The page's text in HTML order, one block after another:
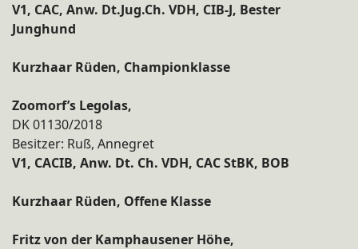
V1, CAC, Anw. Dt.Jug.Ch. VDH, CIB-J, Bester
Junghund
Kurzhaar Rüden, Championklasse
Zoomorf’s Legolas,
DK 01130/2018
Besitzer: Ruß, Annegret
V1, CACIB, Anw. Dt. Ch. VDH, CAC StBK, BOB
Kurzhaar Rüden, Offene Klasse
Fritz von der Kamphausener Höhe,